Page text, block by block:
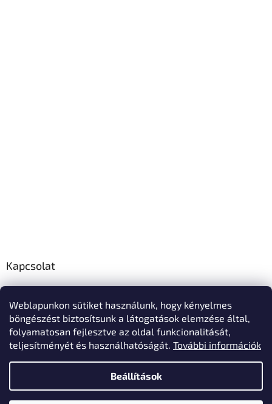
Weblapunkon sütiket használunk, hogy kényelmes
böngészést biztosítsunk a látogatások elemzése által,
folyamatosan fejlesztve az oldal funkcionalitását,
teljesítményét és használhatóságát. További információk
Beállítások
Kapcsolat
+36303346729
Póló-Mester Facebook oldala
Shoptet készítette